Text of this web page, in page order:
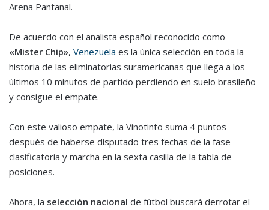
Arena Pantanal.
De acuerdo con el analista español reconocido como
«Mister Chip», Venezuela es la única selección en toda la
historia de las eliminatorias suramericanas que llega a los
últimos 10 minutos de partido perdiendo en suelo brasileño
y consigue el empate.
Con este valioso empate, la Vinotinto suma 4 puntos
después de haberse disputado tres fechas de la fase
clasificatoria y marcha en la sexta casilla de la tabla de
posiciones.
Ahora, la selección nacional de fútbol buscará derrotar el